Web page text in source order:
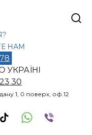
НАМ
30
1, 0 поверх, оф.12